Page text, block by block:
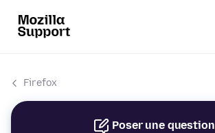
Firefox
Poser une question